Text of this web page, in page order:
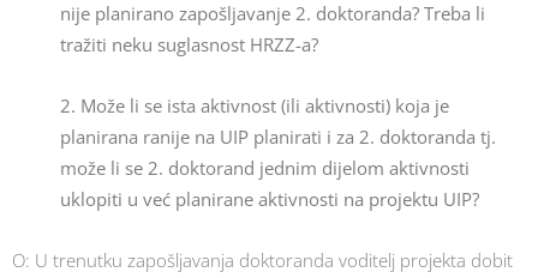
nije planirano zapošljavanje 2. doktoranda? Treba li
tražiti neku suglasnost HRZZ-a?
2. Može li se ista aktivnost (ili aktivnosti) koja je
planirana ranije na UIP planirati i za 2. doktoranda tj.
može li se 2. doktorand jednim dijelom aktivnosti
uklopiti u već planirane aktivnosti na projektu UIP?
O: U trenutku zapošljavanja doktoranda voditelj projekta dobit